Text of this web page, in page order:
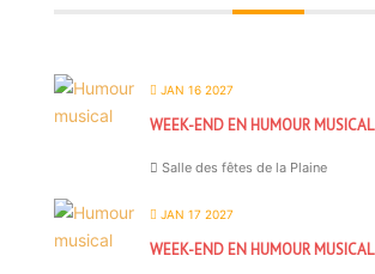
JAN 16 2027
WEEK-END EN HUMOUR MUSICAL
Salle des fêtes de la Plaine
JAN 17 2027
WEEK-END EN HUMOUR MUSICAL